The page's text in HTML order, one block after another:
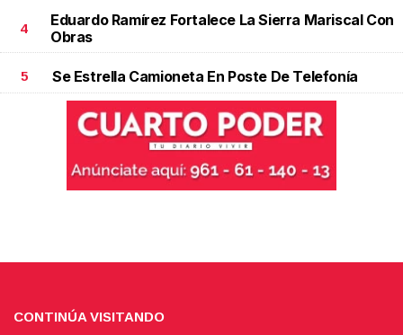
4
Eduardo Ramírez Fortalece La Sierra Mariscal Con
Obras
5 Se Estrella Camioneta En Poste De Telefonía
CONTINÚA VISITANDO